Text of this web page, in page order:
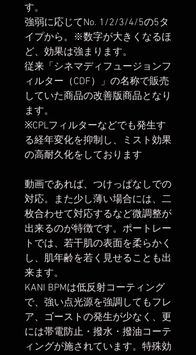
す。
強弱に応じてNo. 1/2/3/4/5の5タ
イプから。※数字が大きくなるほ
ど、効果は強まります。
従来「シネマディフュージョンフ
ィルター（CDF）」の名称で販売
していた商品の改善版商品となり
ます。
※CPLフィルターなどでも発生す
る経年変化を抑制し、ミスト効果
の高耐久化をしております
動画であれば、つけっぱなしでの
対応。また少し薄い場合には、二
枚合わせて対応するなど微調整が
出来るのが特徴です。ポートレー
トでは、若干肌の表面を柔らかく
し、肌年齢を若く見せることも出
来ます。
KANI BPMは低反射コーティング
で、強い点光源を強調してもフレ
ア、ゴーストの発生が少なく、更
には帯電防止・撥水・撥油コーテ
ィングが施されています。特殊効